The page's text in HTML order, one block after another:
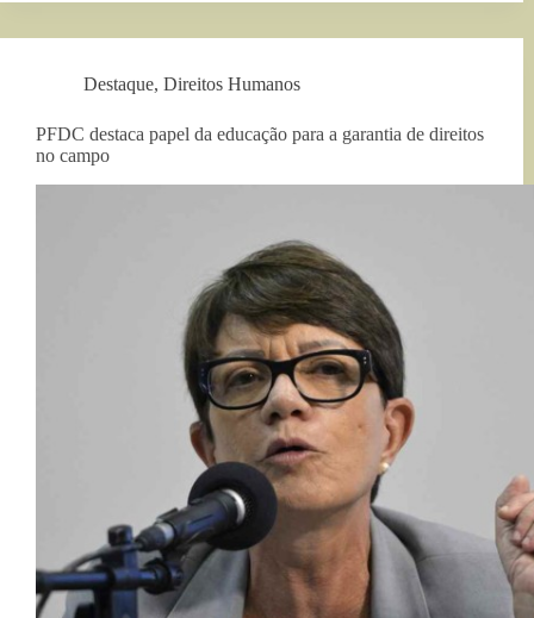
Destaque, Direitos Humanos
PFDC destaca papel da educação para a garantia de direitos
no campo